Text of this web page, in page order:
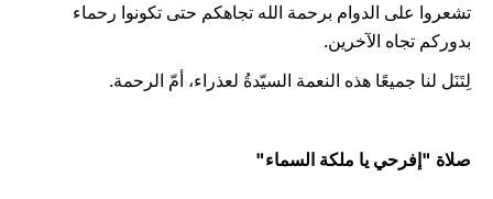
تشعروا على الدوام برحمة الله تجاهكم حتى تكونوا رحماء
بدوركم تجاه الآخرين.
لِتَنَل لنا جميعًا هذه النعمة السيّدةُ لعذراء، أمّ الرحمة.
صلاة "إفرحي يا ملكة السماء"